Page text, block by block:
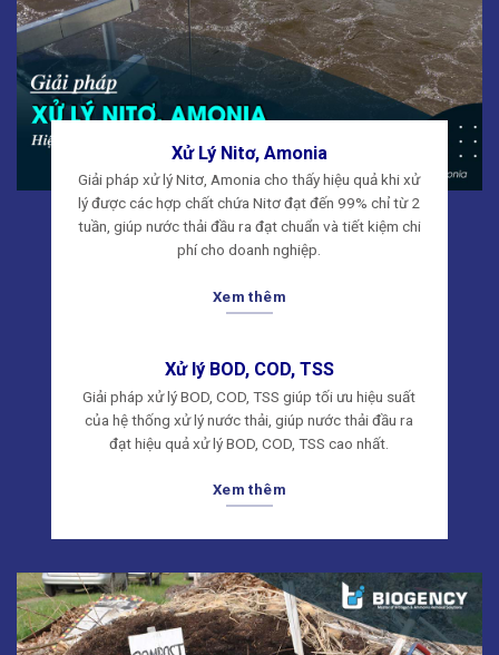
Xử Lý Nitơ, Amonia
Giải pháp xử lý Nitơ, Amonia cho thấy hiệu quả khi xử
lý được các hợp chất chứa Nitơ đạt đến 99% chỉ từ 2
tuần, giúp nước thải đầu ra đạt chuẩn và tiết kiệm chi
phí cho doanh nghiệp.
Xem thêm
Xử lý BOD, COD, TSS
Giải pháp xử lý BOD, COD, TSS giúp tối ưu hiệu suất
của hệ thống xử lý nước thải, giúp nước thải đầu ra
đạt hiệu quả xử lý BOD, COD, TSS cao nhất.
Xem thêm